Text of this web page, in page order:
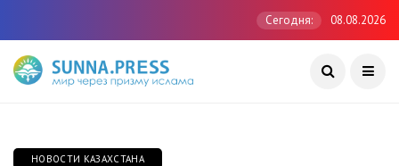
Сегодня: 08.08.2026
НОВОСТИ КАЗАХСТАНА